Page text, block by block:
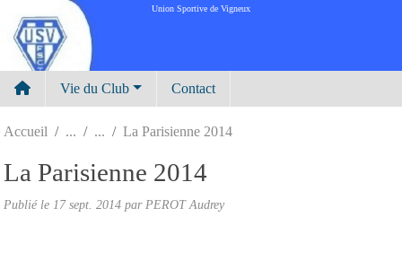
Union Sportive de Vigneux
Vie du Club Contact
Accueil La Parisienne 2014
La Parisienne 2014
Publié le 17 sept. 2014 par PEROT Audrey
Panneau de gestion des cookies